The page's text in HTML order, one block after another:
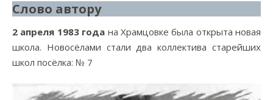
Слово автору
2 апреля 1983 года на Храмцовке была открыта новая
школа. Новосёлами стали два коллектива старейших
школ посёлка: № 7